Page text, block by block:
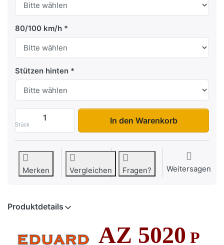
80/100 km/h
Stützen hinten
Stück
AZ 5020 Allzwecktransporter Plattform /
In den Warenkorb
Merken Vergleichen Fragen? Weitersagen
Produktdetails
AZ 5020 P